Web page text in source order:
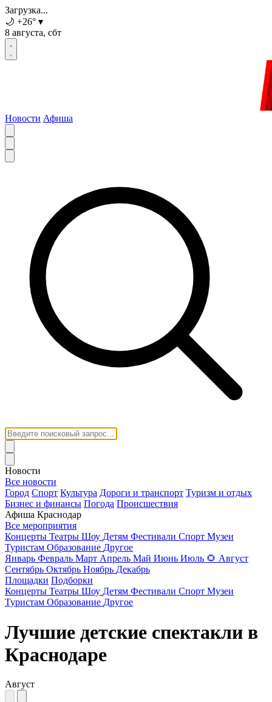
Загрузка...
🌙 +26° ▾
8 августа, сбт
Новости Афиша
Новости
Все новости
Город Спорт Культура Дороги и транспорт Туризм и отдых
Бизнес и финансы Погода Происшествия
Афиша Краснодар
Все мероприятия
Концерты Театры Шоу Детям Фестивали Спорт Музеи
Туристам Образование Другое
Январь Февраль Март Апрель Май Июнь Июль 🌻 Август
Сентябрь Октябрь Ноябрь Декабрь
Площадки Подборки
Концерты Театры Шоу Детям Фестивали Спорт Музеи
Туристам Образование Другое
Лучшие детские спектакли в
Краснодаре
Август